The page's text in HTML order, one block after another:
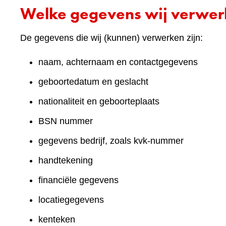
Welke gegevens wij
De gegevens die wij (kunnen) verwerken zijn:
naam, achternaam en contactgegevens
geboortedatum en geslacht
nationaliteit en geboorteplaats
BSN nummer
gegevens bedrijf, zoals kvk-nummer
handtekening
financiële gegevens
locatiegegevens
kenteken